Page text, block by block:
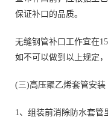
保证补口的品质。
无缝钢管补口工作宜在
如不可以做到以上规定
(三)高压聚乙烯套管安装
1、组装前消除防水套管